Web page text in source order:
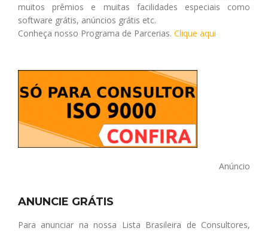
muitos prêmios e muitas facilidades especiais como
software grátis, anúncios grátis etc.
Conheça nosso Programa de Parcerias. Clique aqui
Anúncio
ANUNCIE GRÁTIS
Para anunciar na nossa Lista Brasileira de Consultores,